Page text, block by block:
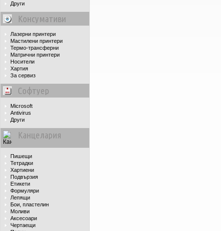
Други
Консумативи
Лазерни принтери
Мастилени принтери
Термо-трансферни
Матрични принтери
Носители
Хартия
За сервиз
Софтуер
Microsoft
Antivirus
Други
Канцелария
Пишещи
Тетрадки
Хартиени
Подвързия
Етикети
Формуляри
Лепящи
Бои, пластелин
Моливи
Аксесоари
Чертаещи